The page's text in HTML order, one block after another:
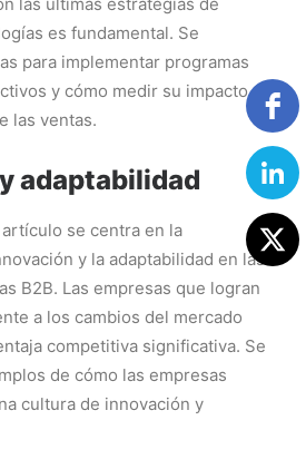
es fundamental. Se
para implementar programas
y cómo medir su impacto
las ventas.
adaptabilidad
se centra en la
y la adaptabilidad en las
B2B. Las empresas que logran
a los cambios del mercado
competitiva significativa. Se
de cómo las empresas
cultura de innovación y